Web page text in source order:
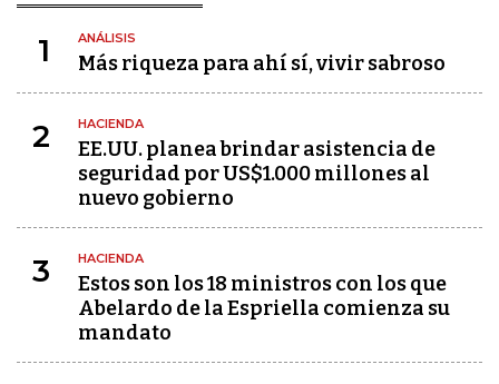
1 ANÁLISIS
Más riqueza para ahí sí, vivir sabroso
2 HACIENDA
EE.UU. planea brindar asistencia de
seguridad por US$1.000 millones al
nuevo gobierno
3 HACIENDA
Estos son los 18 ministros con los que
Abelardo de la Espriella comienza su
mandato